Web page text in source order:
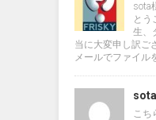
sota
とう
生、
当に大変申し訳ご
メールでファイル
sota
こち